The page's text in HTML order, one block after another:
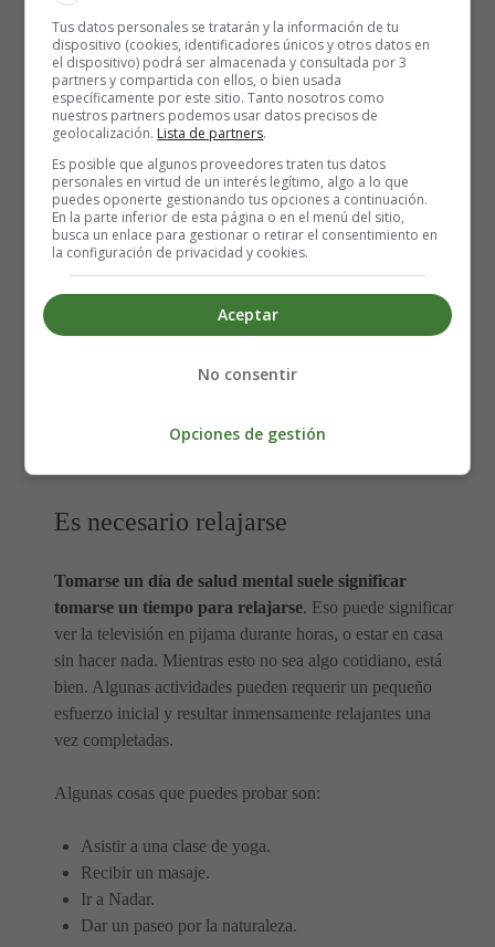
Decide qué es lo que más necesitas
A veces esto es una obviedad: si estás agotado, tu
cuerpo te gritará que necesita descansar. O, si sientes
que no puedes afrontar otro día de trabajo duro,
puede que sólo necesites divertirte un poco. Sin
embargo, si te sientes abrumado, puede que no seas tan
consciente de tus necesidades.
Tómate un minuto y reflexiona realmente: ¿Te
beneficiarías más de un poco de alivio de la tensión? ¿O
de hacer algunos cambios que alivien el estrés en el
simplemente un cambio de aires? Como los distintos
distintos tipos de jornadas de salud mental cubren
Es necesario relajarse
Tomarse un día de salud mental suele significar
tomarse un tiempo para relajarse. Eso puede significar
ver la televisión en pijama durante horas, o estar en casa
sin hacer nada. Mientras esto no sea algo cotidiano, está
bien. Algunas actividades pueden requerir un pequeño
esfuerzo inicial y resultar inmensamente relajantes una
vez completadas.
Algunas cosas que puedes probar son:
Asistir a una clase de yoga.
Recibir un masaje.
Ir a Nadar.
Dar un paseo por la naturaleza.
Tus datos personales se tratarán y la información de tu
dispositivo (cookies, identificadores únicos y otros datos en
el dispositivo) podrá ser almacenada y consultada por 3
partners y compartida con ellos, o bien usada
específicamente por este sitio. Tanto nosotros como
nuestros partners podemos usar datos precisos de
geolocalización. Lista de partners.
Es posible que algunos proveedores traten tus datos
personales en virtud de un interés legítimo, algo a lo que
puedes oponerte gestionando tus opciones a continuación.
En la parte inferior de esta página o en el menú del sitio,
busca un enlace para gestionar o retirar el consentimiento en
la configuración de privacidad y cookies.
Aceptar
No consentir
Opciones de gestión